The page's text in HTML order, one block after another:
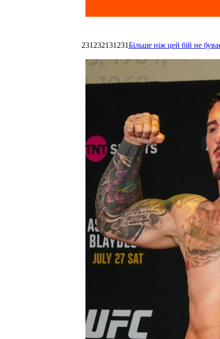
231232131231Більше ніж цей бій не